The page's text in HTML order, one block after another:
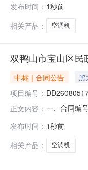
区南方国际
发布时间： 1秒前
相关产品：
空调机
双鸭山市宝山区
中标｜合同公告 黑
项目编号：
正文内容： 一、合同编
道外区鑫联
发布时间： 1秒前
相关产品：
空调机